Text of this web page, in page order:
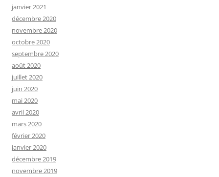
janvier 2021
décembre 2020
novembre 2020
octobre 2020
septembre 2020
août 2020
juillet 2020
juin 2020
mai 2020
avril 2020
mars 2020
février 2020
janvier 2020
décembre 2019
novembre 2019